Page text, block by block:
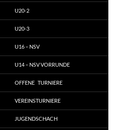
U20-2
U20-3
U16 – NSV
U14 – NSV VORRUNDE
OFFENE TURNIERE
VEREINSTURNIERE
JUGENDSCHACH